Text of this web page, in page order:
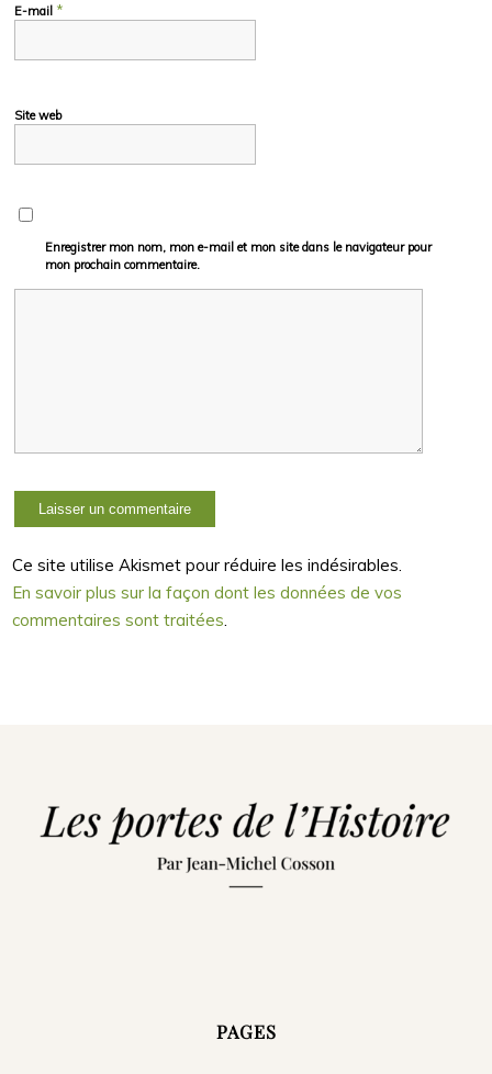
E-mail *
Site web
Enregistrer mon nom, mon e-mail et mon site dans le navigateur pour
mon prochain commentaire.
Ce site utilise Akismet pour réduire les indésirables.
En savoir plus sur la façon dont les données de vos
commentaires sont traitées.
PAGES